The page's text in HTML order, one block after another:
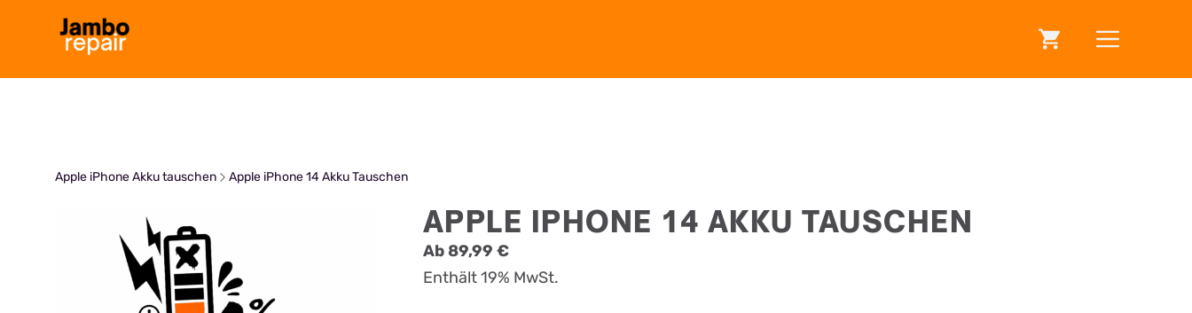
Apple iPhone Akku tauschen Apple iPhone 14 Akku Tauschen
APPLE IPHONE 14 AKKU TAUSCHEN
Ab89,99 €
Enthält 19% MwSt.